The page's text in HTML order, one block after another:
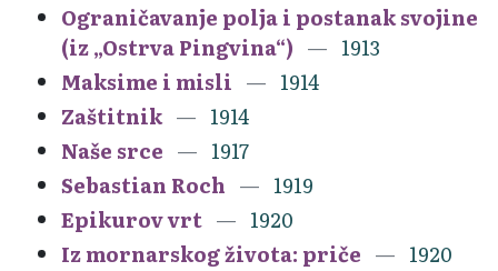
Ograničavanje polja i postanak svojine
(iz „Ostrva Pingvina“)
1913
Maksime i misli
1914
Zaštitnik
1914
Naše srce
1917
Sebastian Roch
1919
Epikurov vrt
1920
Iz mornarskog života: priče
1920